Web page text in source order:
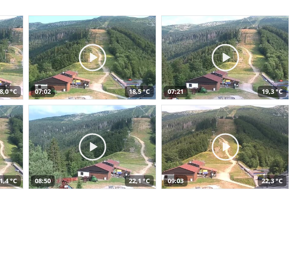
°C 07:02 18,5 °C 07:21 19,3 °C
°C 08:50 22,1 °C 09:03 22,3 °C